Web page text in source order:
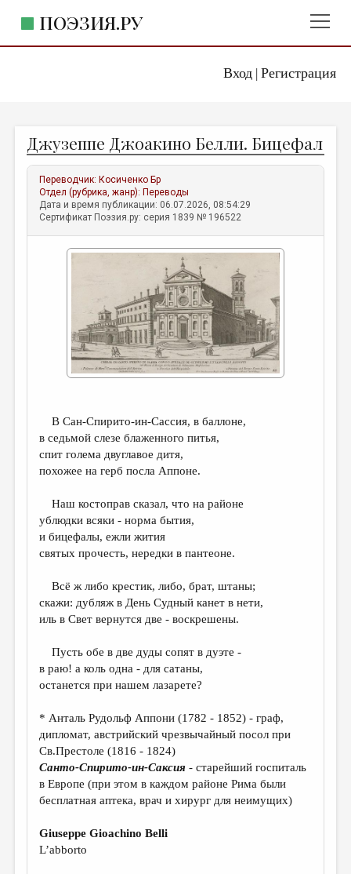
Вход| Регистрация
ПОЭЗИЯ.РУ
ЖАНРЫ
АВТОРЫ
КОММЕНТАРИИ
ЛИТСАЛОН
ОТДЕЛЫ И РУБРИКИ
ИЗБРАННОЕ
ДАЙДЖЕСТ
ПЕРЕВОДЫ
КОНКУРСЫ
КНИЖНАЯ ПОЛКА
ОБЗОР ЛИТЕРАТУРЫ
ОБЪЯВЛЕНИЯ
КОЛОНКА РЕДАКТОРА
РЕДКОЛЛЕГИЯ
ОТ РЕДАКЦИИ
ЭССЕИСТИКА
ЛИТЕРАТУРОВЕДЕНИЕ
КУЛЬТУРОВЕДЕНИЕ
РЕЦЕНЗИРОВАНИЕ
Джузеппе Джоакино Белли. Бицефал
Переводчик: Косиченко Бр
Отдел (рубрика, жанр): Переводы
Дата и время публикации: 06.07.2026, 08:54:29
Сертификат Поэзия.ру: серия 1839 № 196522
В Сан-Спирито-ин-Сассия, в баллоне,
в седьмой слезе блаженного питья,
спит голема двуглавое дитя,
похожее на герб посла Аппоне.
Наш костоправ сказал, что на районе
ублюдки всяки - норма бытия,
и бицефалы, ежли жития
святых прочесть, нередки в пантеоне.
Всё ж либо крестик, либо, брат, штаны;
скажи: дубляж в День Судный канет в нети,
иль в Свет вернутся две - воскрешены.
Пусть обе в две дуды сопят в дуэте -
в раю! а коль одна - для сатаны,
останется при нашем лазарете?
* Анталь Рудольф Аппони (1782 - 1852) - граф,
дипломат, австрийский чрезвычайный посол при
Св.Престоле (1816 - 1824)
Санто-Спирито-ин-Саксия - старейший госпиталь
в Европе (при этом в каждом районе Рима были
бесплатная аптека, врач и хирург для неимущих)
Giuseppe Gioachino Belli
L’abborto